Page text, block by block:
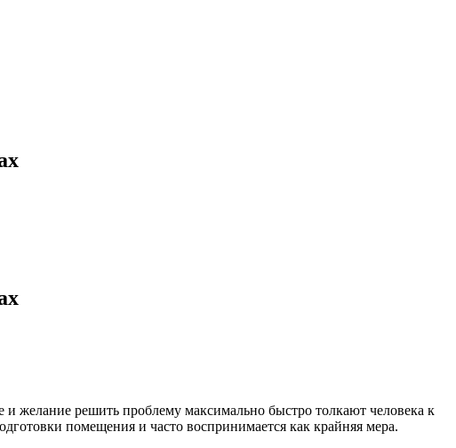
желание решить проблему максимально быстро толкают человека к
помещения и часто воспринимается как крайняя мера.